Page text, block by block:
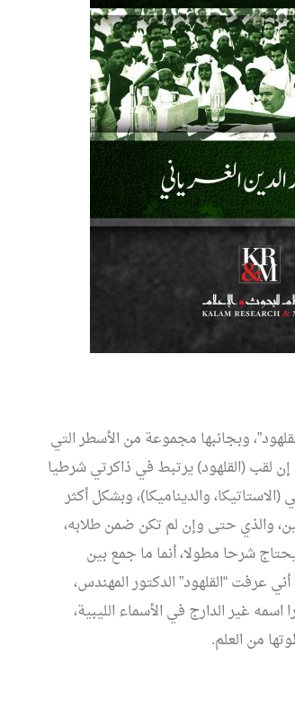
وبجانبها مجموعة من الأسطر التي
لقب (القلهود) يرتبط في ذاكرتي شرطيا
والديناميكا)، وبشكل أكثر
والذي حتى وإن لم تكن ضمن طلابه،
شرحا مطولا، أنما ما جمع بين
عرفت “القلهود” الدكتور المهندس،
غير الدارج في الأسماء الليبية،
من العلم.